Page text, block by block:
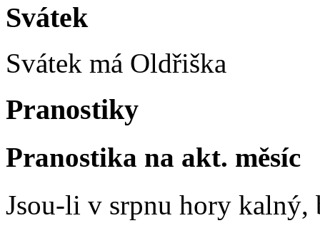
Svátek
Svátek má Oldřiška
Pranostiky
Pranostika na akt. měsíc
Jsou-li v srpnu hory